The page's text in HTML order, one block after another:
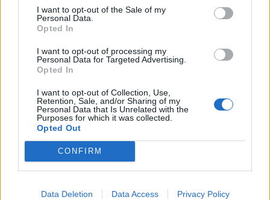
I want to opt-out of the Sale of my
Personal Data.
Opted In
I want to opt-out of processing my
Personal Data for Targeted Advertising.
Opted In
I want to opt-out of Collection, Use,
Retention, Sale, and/or Sharing of my
Personal Data that Is Unrelated with the
Purposes for which it was collected.
Opted Out
CONFIRM
Data Deletion Data Access Privacy Policy
* Asturtecnia, S.L.
Gijon (Asturias)
Ver más
40.167